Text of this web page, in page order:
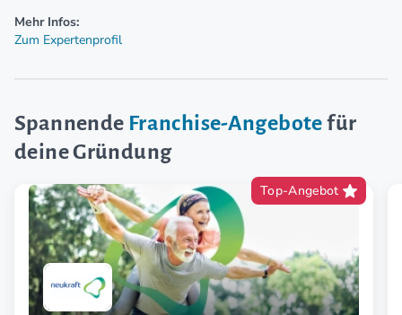
Mehr Infos:
Zum Expertenprofil
Spannende Franchise-Angebotefür
deine Gründung
Top-Angebot